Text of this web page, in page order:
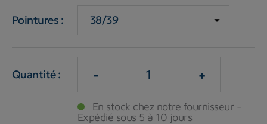
Pointures :
Quantité : - +
En stock chez notre fournisseur -
Expédié sous 5 à 10 jours